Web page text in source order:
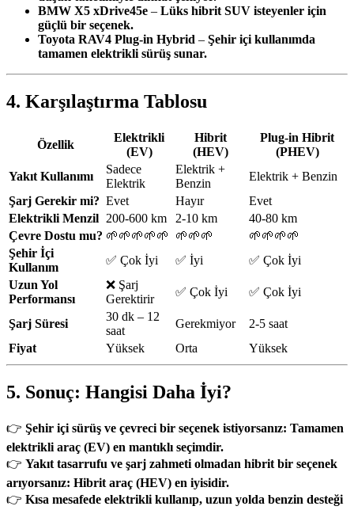
BMW X5 xDrive45e – Lüks hibrit SUV isteyenler için
güçlü bir seçenek.
Toyota RAV4 Plug-in Hybrid – Şehir içi kullanımda
tamamen elektrikli sürüş sunar.
4. Karşılaştırma Tablosu
Özellik
Elektrikli
(EV)
Hibrit
(HEV)
Plug-in Hibrit
(PHEV)
Yakıt Kullanımı
Sadece
Elektrik
Elektrik +
Benzin
Elektrik + Benzin
Şarj Gerekir mi? Evet Hayır
Evet
Elektrikli Menzil 200-600 km 2-10 km
40-80 km
Çevre Dostu mu? 🌱🌱🌱🌱🌱 🌱🌱🌱
🌱🌱🌱🌱
Şehir İçi
Kullanım
✅ Çok İyi ✅ İyi
✅ Çok İyi
Uzun Yol
Performansı
❌ Şarj
Gerektirir
✅ Çok İyi ✅ Çok İyi
Şarj Süresi
30 dk – 12
saat
Gerekmiyor
2-5 saat
Fiyat
Yüksek Orta Yüksek
5. Sonuç: Hangisi Daha İyi?
👉 Şehir içi sürüş ve çevreci bir seçenek istiyorsanız: Tamamen
elektrikli araç (EV) en mantıklı seçimdir.
👉 Yakıt tasarrufu ve şarj zahmeti olmadan hibrit bir seçenek
arıyorsanız: Hibrit araç (HEV) en iyisidir.
👉 Kısa mesafede elektrikli kullanıp, uzun yolda benzin desteği